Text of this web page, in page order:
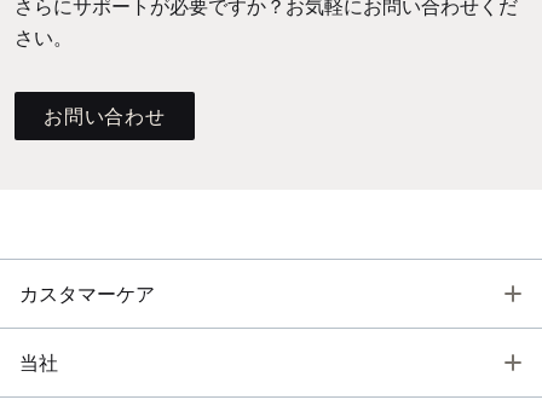
さらにサポートが必要ですか？お気軽にお問い合わせくだ
さい。
お問い合わせ
カスタマーケア
当社